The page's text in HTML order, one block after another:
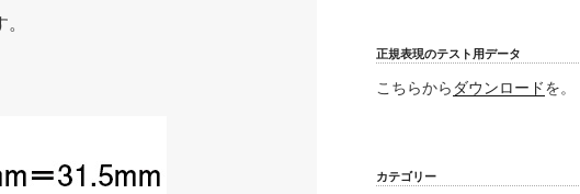
正規表現のテスト用データ
こちらから ダウンロードを。
カテゴリー